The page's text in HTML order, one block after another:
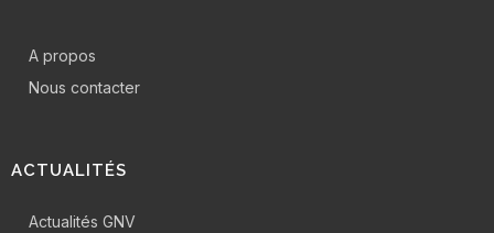
A propos
Nous contacter
ACTUALITÉS
Actualités GNV